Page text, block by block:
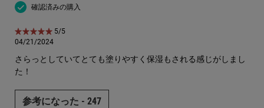
確認済みの購入
5星中5。
5/5
04/21/2024
さらっとしていてとても塗りやすく保湿もされる感じがしまし
た！
参考になった - 247